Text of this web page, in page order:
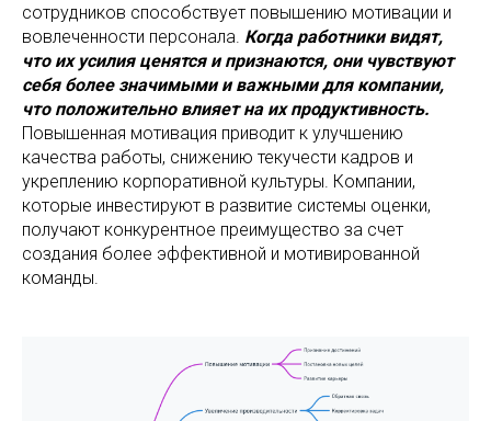
сотрудников способствует повышению мотивации и
вовлеченности персонала. Когда работники видят,
что их усилия ценятся и признаются, они чувствуют
себя более значимыми и важными для компании,
что положительно влияет на их продуктивность.
Повышенная мотивация приводит к улучшению
качества работы, снижению текучести кадров и
укреплению корпоративной культуры. Компании,
которые инвестируют в развитие системы оценки,
получают конкурентное преимущество за счет
создания более эффективной и мотивированной
команды.